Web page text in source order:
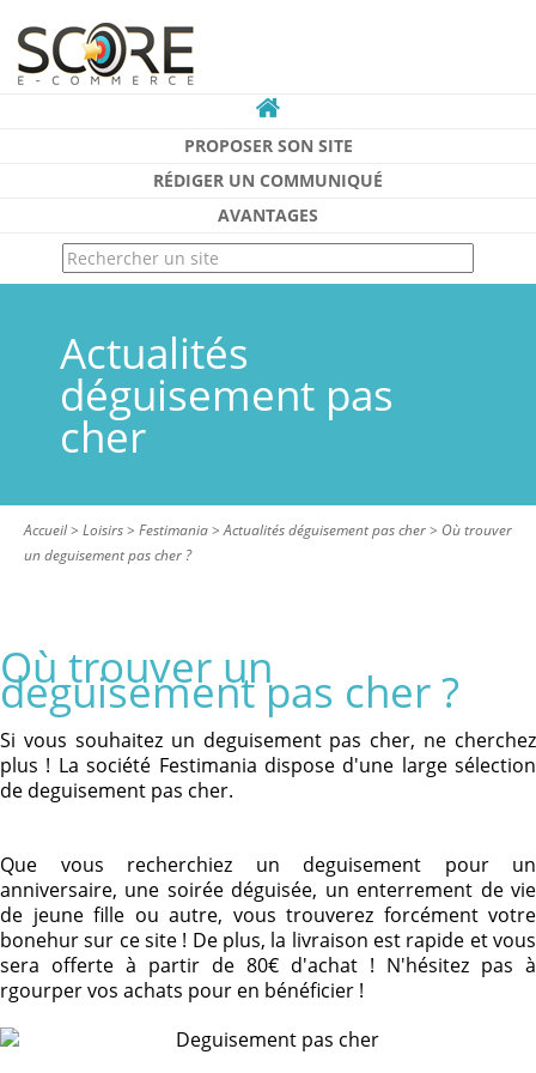
PROPOSER SON SITE
RÉDIGER UN COMMUNIQUÉ
AVANTAGES
Actualités
déguisement pas
cher
Accueil> Loisirs> Festimania>Actualités déguisement pas cher> Où trouver
un deguisement pas cher ?
Où trouver un
deguisement pas cher ?
Si vous souhaitez un deguisement pas cher, ne cherchez
plus ! La société Festimania dispose d'une large sélection
de deguisement pas cher.
Que vous recherchiez un deguisement pour un
anniversaire, une soirée déguisée, un enterrement de vie
de jeune fille ou autre, vous trouverez forcément votre
bonehur sur ce site ! De plus, la livraison est rapide et vous
sera offerte à partir de 80€ d'achat ! N'hésitez pas à
rgourper vos achats pour en bénéficier !